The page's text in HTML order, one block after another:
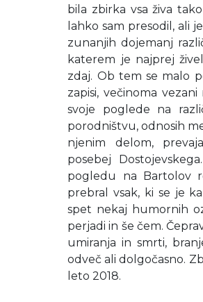
bila zbirka vsa živa
lahko sam presodil, ali
zunanjih dojemanj
katerem je najprej
zdaj. Ob tem se malo
zapisi, večinoma
svoje poglede na
porodništvu, odnosih
njenim delom,
posebej
pogledu na Bartolov
prebral vsak, ki se je
spet nekaj humornih
perjadi in še čem.
umiranja in smrti,
odveč ali dolgočasno.
leto 2018.